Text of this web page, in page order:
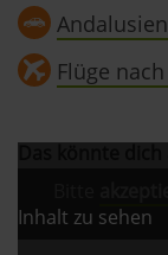
Flüge
Inhalt zu sehen